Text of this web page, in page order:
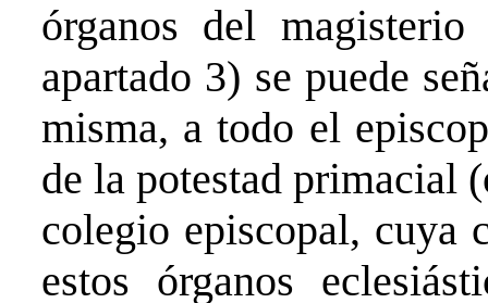
órganos del
apartado 3) se puede
misma, a todo el
de la potestad primacial
colegio episcopal, cuya
estos órganos